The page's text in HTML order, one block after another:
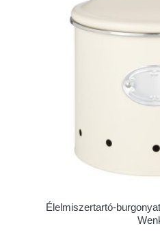
Élelmiszertartó-